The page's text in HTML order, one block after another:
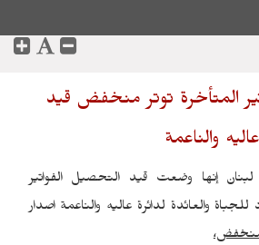
المتأخرة توتر منخفض قيد
والناعمة
إنها وضعت قيد التحصيل الفواتير
والعائدة لدائرة عاليه والناعمة اصدار
منخفض،